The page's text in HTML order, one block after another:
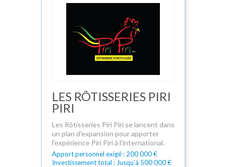
LES RÔTISSERIES PIRI
PIRI
Les Rôtisseries Piri Piri se lancent dans
un plan d'expansion pour apporter
l'expérience Piri Piri à l’international.
Apport personnel exigé : 200 000 €
Investissement total : Jusqu'à 500 000 €